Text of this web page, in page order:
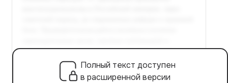
Полный текст доступен
в расширенной версии